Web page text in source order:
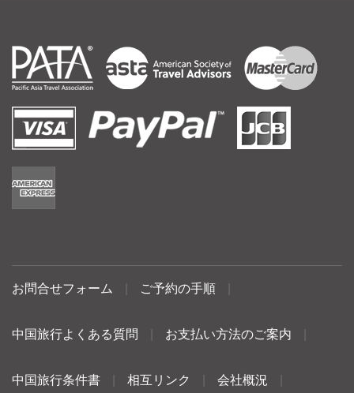
お問合せフォーム ご予約の手順
中国旅行よくある質問 お支払い方法のご案内
中国旅行条件書 相互リンク 会社概況